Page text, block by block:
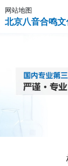
网站地图
北京八音合鸣